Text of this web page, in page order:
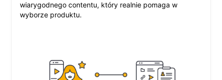
wiarygodnego contentu, który realnie pomaga w
wyborze produktu.